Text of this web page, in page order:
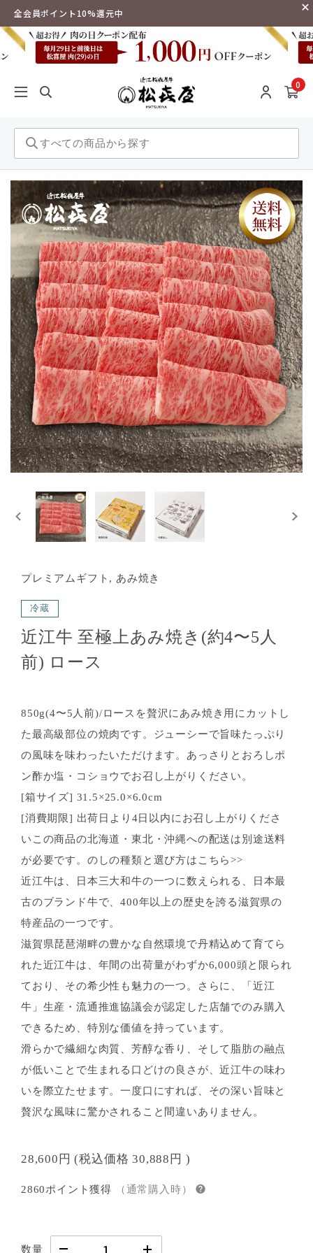
全会員ポイント10%還元中
0
プレミアムギフト, あみ焼き
冷蔵
近江牛 至極上あみ焼き(約4〜5人
前) ロース
850g(4〜5人前)/ロースを贅沢にあみ焼き用にカットし
た最高級部位の焼肉です。ジューシーで旨味たっぷり
の風味を味わったいただけます。あっさりとおろしポ
ン酢か塩・コショウでお召し上がりください。
[箱サイズ] 31.5×25.0×6.0cm
[消費期限] 出荷日より4日以内にお召し上がりくださ
いこの商品の北海道・東北・沖縄への配送は別途送料
が必要です。のしの種類と選び方はこちら>>
近江牛は、日本三大和牛の一つに数えられる、日本最
古のブランド牛で、400年以上の歴史を誇る滋賀県の
特産品の一つです。
滋賀県琵琶湖畔の豊かな自然環境で丹精込めて育てら
れた近江牛は、年間の出荷量がわずか6,000頭と限られ
ており、その希少性も魅力の一つ。さらに、「近江
牛」生産・流通推進協議会が認定した店舗でのみ購入
できるため、特別な価値を持っています。
滑らかで繊細な肉質、芳醇な香り、そして脂肪の融点
が低いことで生まれる口どけの良さが、近江牛の味わ
いを際立たせます。一度口にすれば、その深い旨味と
贅沢な風味に驚かされること間違いありません。
28,600円 (税込価格30,888円 )
2860ポイント獲得 （通常購入時）
数量